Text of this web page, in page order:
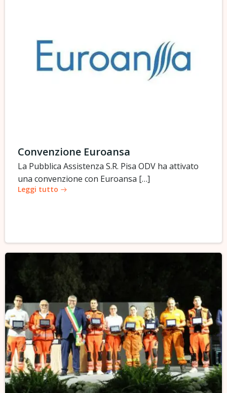
Convenzione Euroansa
La Pubblica Assistenza S.R. Pisa ODV ha attivato
una convenzione con Euroansa […]
Leggi tutto